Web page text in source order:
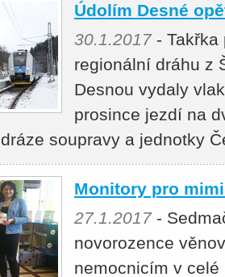
Údolím Desné
30.1.2017- Takřka
regionální dráhu z
Desnou vydaly
prosince jezdí na
soupravy a jednotky
Monitory pro
27.1.2017-
novorozence
nemocnicím v